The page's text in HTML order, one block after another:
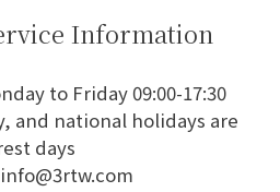
Information
to Friday 09:00-17:30
and national holidays are
days